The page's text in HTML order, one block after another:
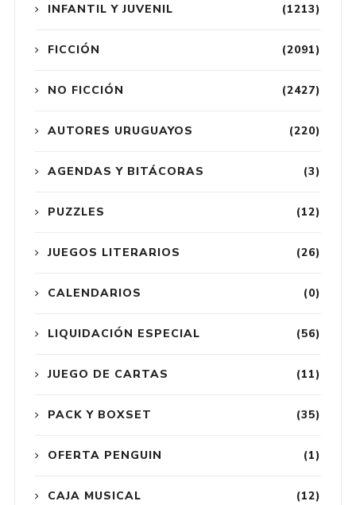
(1213)
INFANTIL Y JUVENIL
(2091)
FICCIÓN
(2427)
NO FICCIÓN
(220)
AUTORES URUGUAYOS
(3)
AGENDAS Y BITÁCORAS
(12)
PUZZLES
(26)
JUEGOS LITERARIOS
(0)
CALENDARIOS
(56)
LIQUIDACIÓN ESPECIAL
(11)
JUEGO DE CARTAS
(35)
PACK Y BOXSET
(1)
OFERTA PENGUIN
(12)
CAJA MUSICAL